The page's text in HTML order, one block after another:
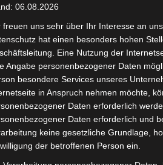
2027 –
20.
AS Soliman
zu
06.08.2026
freuen uns sehr über Ihr Interesse an
hat einen besonders hohen
Eine Nutzung der
Angabe personenbezogener Daten
besondere Services unseres
in Anspruch nehmen möchte,
Daten erforderlich
Daten erforderlich und
keine gesetzliche Grundlage,
der betroffenen Person ein.